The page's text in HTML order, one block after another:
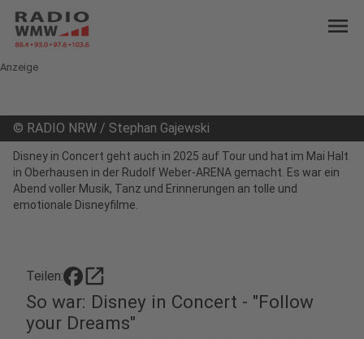
menu
Anzeige
© RADIO NRW / Stephan Gajewski
Disney in Concert geht auch in 2025 auf Tour und hat im Mai Halt
in Oberhausen in der Rudolf Weber-ARENA gemacht. Es war ein
Abend voller Musik, Tanz und Erinnerungen an tolle und
emotionale Disneyfilme.
Teilen: open_in_new
So war: Disney in Concert - "Follow
your Dreams"